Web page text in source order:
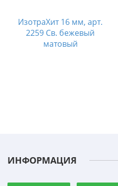
ИзотраХит 16 мм, арт.
2259 Св. бежевый
матовый
ИНФОРМАЦИЯ